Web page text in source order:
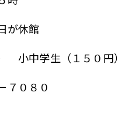
が休館
小中学生（１５０円）
７０８０